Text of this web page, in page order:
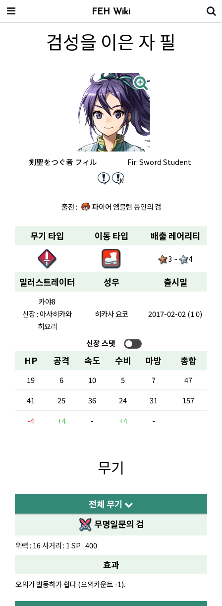
검성을 이은 자 필
剣聖をつぐ者 フィル Fir: Sword Student
출전 : 파이어 엠블렘 봉인의 검
무기 타입 이동 타입 배출 레어리티
3 ~ 4
일러스트레이터 성우 출시일
카야8
신장 : 아사히카와
히요리
히카사 요코 2017-02-02 (1.0)
신장 스탯
HP 공격 속도 수비 마방 총합
19 6 10 5 7
47
41
25 36 24 31
157
-4
+4 - +4 -
무기
전체 무기
무명일문의 검
위력 : 16 사거리 : 1 SP : 400
효과
오의가 발동하기 쉽다 (오의카운트 -1).
FEH Wiki